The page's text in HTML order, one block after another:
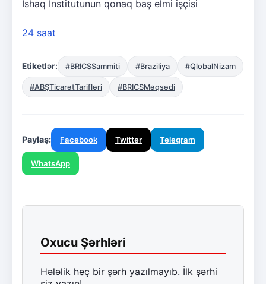
İshaq İnstitutunun qonaq baş elmi işçisi
24 saat
Etiketlər: #BRICSSammiti #Braziliya #QlobalNizam
#ABŞTicarətTarifləri #BRICSMəqsədi
Paylaş: Facebook Twitter Telegram
WhatsApp
Oxucu Şərhləri
Hələlik heç bir şərh yazılmayıb. İlk şərhi